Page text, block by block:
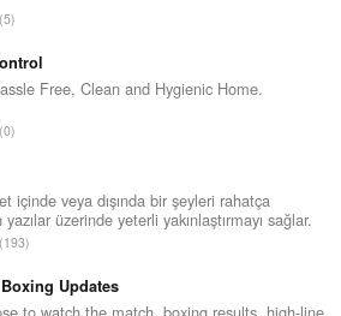
y
5
Free, Clean and Hygienic Home.
0
içinde veya dışında bir şeyleri rahatça
üzerinde yeterli yakınlaştırmayı sağlar.
193
Updates